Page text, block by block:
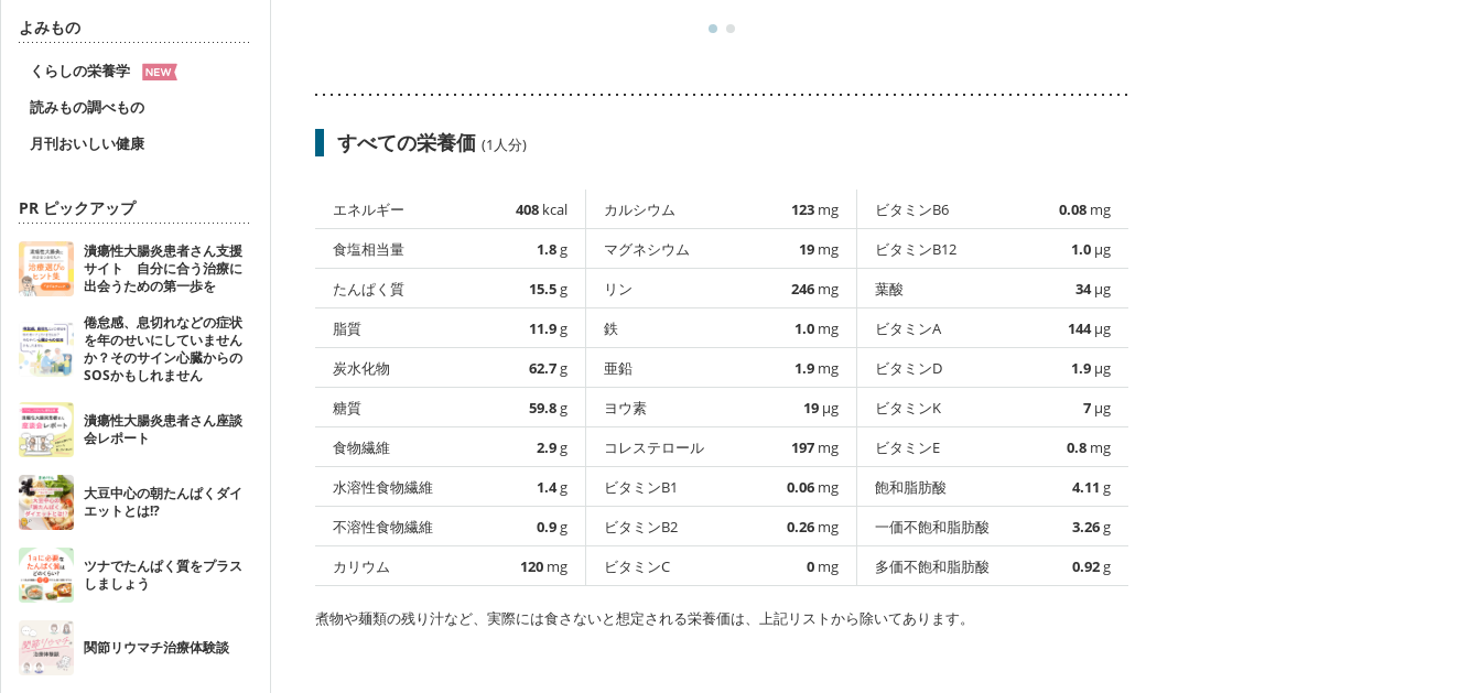
よみもの
くらしの栄養学
読みもの調べもの
月刊おいしい健康
PR ピックアップ
潰瘍性大腸炎患者さん支援
サイト 自分に合う治療に
出会うための第一歩を
倦怠感、息切れなどの症状
を年のせいにしていません
か？そのサイン心臓からの
SOSかもしれません
潰瘍性大腸炎患者さん座談
会レポート
大豆中心の朝たんぱくダイ
エットとは!?
ツナでたんぱく質をプラス
しましょう
関節リウマチ治療体験談
すべての栄養価 (1人分)
エネルギー 408 kcal
食塩相当量
1.8g
たんぱく質
15.5g
脂質
11.9g
炭水化物
62.7g
糖質
59.8g
食物繊維
2.9g
水溶性食物繊維
1.4g
不溶性食物繊維
0.9g
カリウム
120 mg
カルシウム 123 mg
マグネシウム
19 mg
リン
246 mg
鉄
1.0 mg
亜鉛
1.9 mg
ヨウ素
19 µg
コレステロール
197 mg
ビタミンB1
0.06 mg
ビタミンB2
0.26 mg
ビタミンC
0 mg
ビタミンB6 0.08 mg
ビタミンB12
1.0 µg
葉酸
34µg
ビタミンA
144µg
ビタミンD
1.9 µg
ビタミンK
7 µg
ビタミンE
0.8 mg
飽和脂肪酸
4.11 g
一価不飽和脂肪酸
3.26g
多価不飽和脂肪酸
0.92g
煮物や麺類の残り汁など、実際には食さないと想定される栄養価は、上記リストから除いてあります。